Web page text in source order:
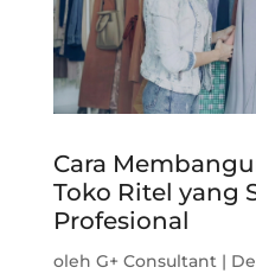
Cara
Toko Ritel yang
Profesional
oleh G+ Consultant|